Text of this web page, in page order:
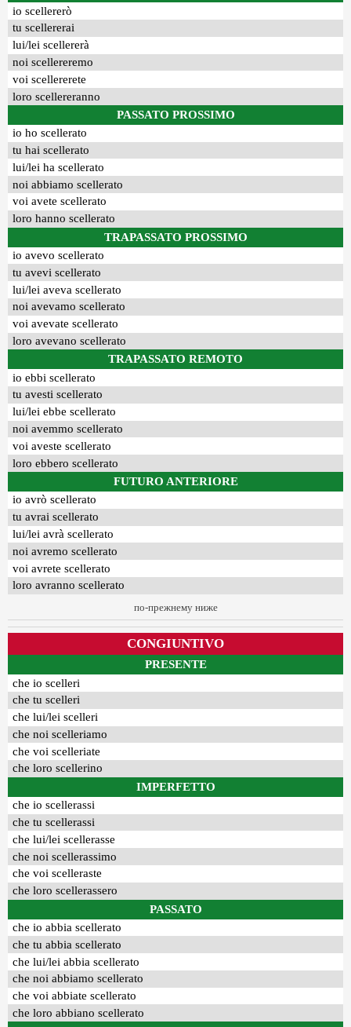
io scellererò
tu scellererai
lui/lei scellererà
noi scellereremo
voi scellererete
loro scellereranno
PASSATO PROSSIMO
io ho scellerato
tu hai scellerato
lui/lei ha scellerato
noi abbiamo scellerato
voi avete scellerato
loro hanno scellerato
TRAPASSATO PROSSIMO
io avevo scellerato
tu avevi scellerato
lui/lei aveva scellerato
noi avevamo scellerato
voi avevate scellerato
loro avevano scellerato
TRAPASSATO REMOTO
io ebbi scellerato
tu avesti scellerato
lui/lei ebbe scellerato
noi avemmo scellerato
voi aveste scellerato
loro ebbero scellerato
FUTURO ANTERIORE
io avrò scellerato
tu avrai scellerato
lui/lei avrà scellerato
noi avremo scellerato
voi avrete scellerato
loro avranno scellerato
по-прежнему ниже
CONGIUNTIVO
PRESENTE
che io scelleri
che tu scelleri
che lui/lei scelleri
che noi scelleriamo
che voi scelleriate
che loro scellerino
IMPERFETTO
che io scellerassi
che tu scellerassi
che lui/lei scellerasse
che noi scellerassimo
che voi scelleraste
che loro scellerassero
PASSATO
che io abbia scellerato
che tu abbia scellerato
che lui/lei abbia scellerato
che noi abbiamo scellerato
che voi abbiate scellerato
che loro abbiano scellerato